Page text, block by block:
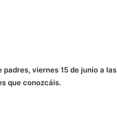
padres, viernes 15 de junio a
que conozcáis.